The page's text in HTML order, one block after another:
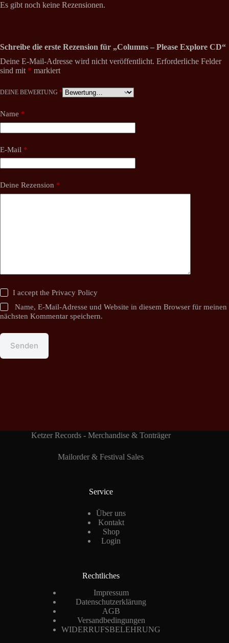
Es gibt noch keine Rezensionen.
Schreibe die erste Rezension für „Columns – Please Explore CD“
Deine E-Mail-Adresse wird nicht veröffentlicht. Erforderliche Felder
sind mit * markiert
DEINE BEWERTUNG *
Name *
E-Mail *
Deine Rezension *
I accept thePrivacy Policy
Name, E-Mail-Adresse und Website in diesem Browser für meinen
nächsten Kommentar speichern.
Senden
Ketzer Records - Merchandise & Tonträger
Mailorder & Festival Sales
Service
Über uns
Kontakt
Shop
Login
Rechtliches
Impressum
Datenschutzerklärung
AGB
Versandbedingungen
WIDERRUFSBELEHRUNG